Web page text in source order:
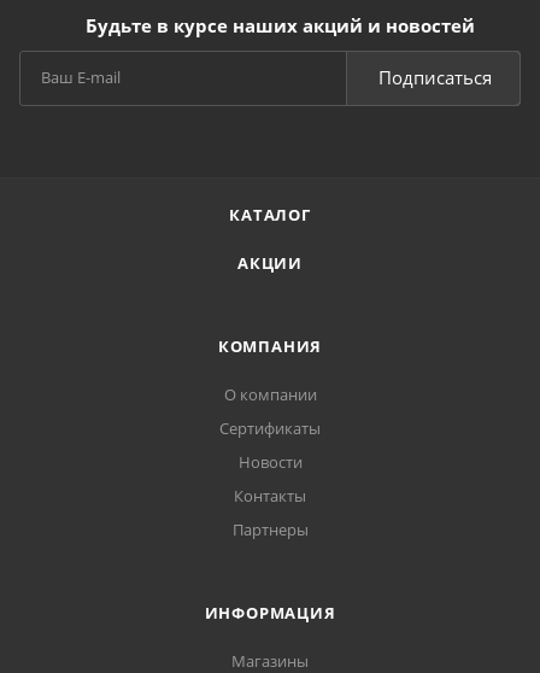
Будьте в курсе наших акций и новостей
Подписаться
КАТАЛОГ
АКЦИИ
КОМПАНИЯ
О компании
Сертификаты
Новости
Контакты
Партнеры
ИНФОРМАЦИЯ
Магазины